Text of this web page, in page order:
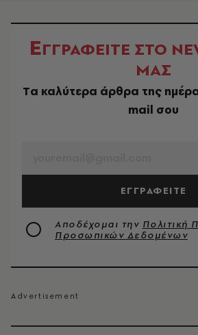
ΕΓΓΡΑΦΕΙΤΕ ΣΤΟ
ΜΑΣ
Tα καλύτερα άρθρα της
mail σου
ΕΓΓΡΑΦΕΙΤΕ
Αποδέχομαι την Πολιτική
Προσωπικών Δεδομένων